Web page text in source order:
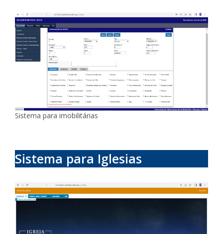
Sistema para imobilitárias
Sistema para Iglesias